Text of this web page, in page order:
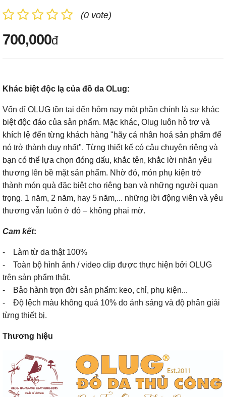
(0 vote)
700,000đ
Khác biệt độc lạ của đồ da OLug:
Vốn dĩ OLUG tồn tại đến hôm nay một phần chính là sự khác
biệt độc đáo của sản phẩm. Mặc khác, Olug luôn hỗ trợ và
khích lệ đến từng khách hàng "hãy cá nhân hoá sản phẩm để
nó trở thành duy nhất". Từng thiết kế có câu chuyện riêng và
bạn có thể lựa chọn đóng dấu, khắc tên, khắc lời nhắn yêu
thương lên bề mặt sản phẩm. Nhờ đó, món phụ kiện trở
thành món quà đặc biệt cho riêng bạn và những người quan
trọng. 1 năm, 2 năm, hay 5 năm,... những lời động viên và yêu
thương vẫn luôn ở đó – không phai mờ.
Cam kết:
- Làm từ da thật 100%
- Toàn bộ hình ảnh / video clip được thực hiện bởi OLUG
trên sản phẩm thật.
- Bảo hành trọn đời sản phẩm: keo, chỉ, phụ kiện...
- Độ lệch màu không quá 10% do ánh sáng và độ phân giải
từng thiết bị.
Thương hiệu